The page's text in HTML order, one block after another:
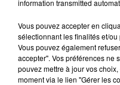
information transmitted
Vous pouvez accepter en
sélectionnant les finalités et/
Vous pouvez également
accepter". Vos préférences ne
pouvez mettre à jour vos
moment via le lien "Gérer les